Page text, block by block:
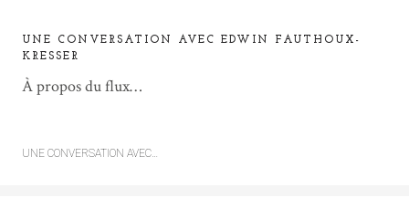
UNE CONVERSATION AVEC EDWIN FAUTHOUX-
KRESSER
À propos du flux…
UNE CONVERSATION AVEC…